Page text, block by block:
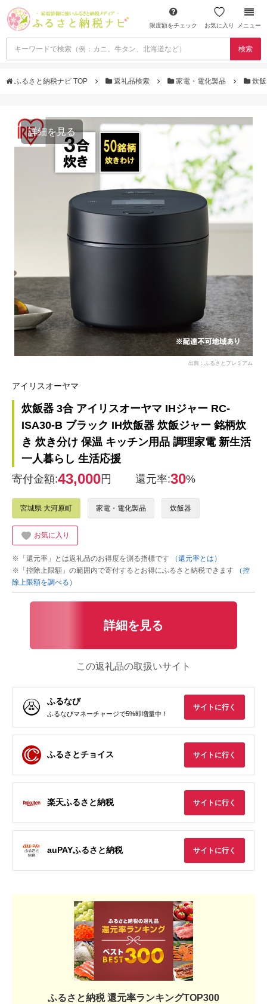
限度額をチェック お気に入り メニュー
検索
ふるさと納税ナビ TOP 返礼品検索 家電・電化製品 炊
詳細を見る
出典：ふるさとプレミアム
アイリスオーヤマ
炊飯器 3合 アイリスオーヤマ IHジャー RC-
ISA30-B ブラック IH炊飯器 炊飯ジャー 銘柄炊
き 炊き分け 保温 キッチン用品 調理家電 新生活
一人暮らし 生活応援
寄付金額:43,000円 還元率:30%
宮城県 大河原町 家電・電化製品 炊飯器
お気に入り
※「還元率」とは返礼品のお得度を測る指標です
（還元率とは）
※「控除上限額」の範囲内で寄付するとお得にふるさと納税できます
（控
除上限額を調べる）
詳細を見る
この返礼品の取扱いサイト
ふるなび
ふるなびマネーチャージで5%即増量中！
サイトに行く
ふるさとチョイス サイトに行く
楽天ふるさと納税 サイトに行く
auPAYふるさと納税 サイトに行く
ふるさと納税 還元率ランキングTOP300